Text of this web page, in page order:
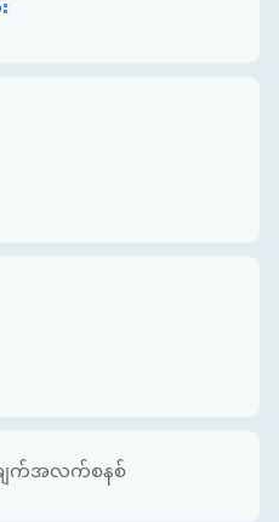
ချက်အလက်စနစ်